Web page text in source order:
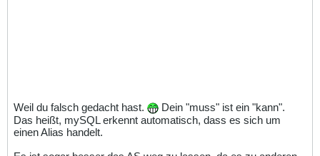
Weil du falsch gedacht hast.
Dein "muss" ist ein "kann".
Das heißt, mySQL erkennt automatisch, dass es sich um
einen Alias handelt.